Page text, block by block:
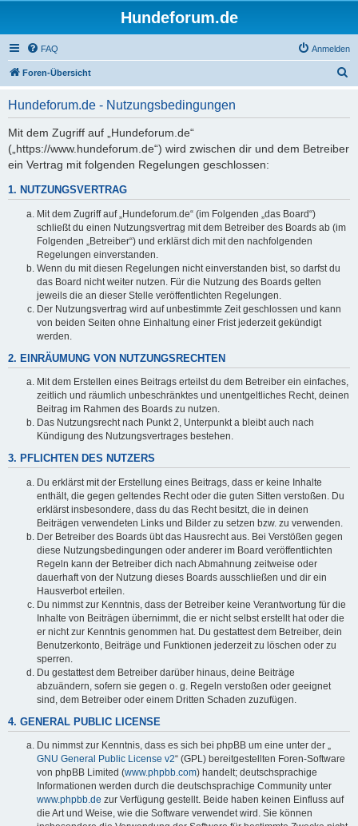
Hundeforum.de
FAQ Anmelden
Foren-Übersicht
Hundeforum.de - Nutzungsbedingungen
Mit dem Zugriff auf „Hundeforum.de“
(„https://www.hundeforum.de“) wird zwischen dir und dem Betreiber
ein Vertrag mit folgenden Regelungen geschlossen:
1. NUTZUNGSVERTRAG
Mit dem Zugriff auf „Hundeforum.de“ (im Folgenden „das Board“)
schließt du einen Nutzungsvertrag mit dem Betreiber des Boards ab (im
Folgenden „Betreiber“) und erklärst dich mit den nachfolgenden
Regelungen einverstanden.
Wenn du mit diesen Regelungen nicht einverstanden bist, so darfst du
das Board nicht weiter nutzen. Für die Nutzung des Boards gelten
jeweils die an dieser Stelle veröffentlichten Regelungen.
Der Nutzungsvertrag wird auf unbestimmte Zeit geschlossen und kann
von beiden Seiten ohne Einhaltung einer Frist jederzeit gekündigt
werden.
2. EINRÄUMUNG VON NUTZUNGSRECHTEN
Mit dem Erstellen eines Beitrags erteilst du dem Betreiber ein einfaches,
zeitlich und räumlich unbeschränktes und unentgeltliches Recht, deinen
Beitrag im Rahmen des Boards zu nutzen.
Das Nutzungsrecht nach Punkt 2, Unterpunkt a bleibt auch nach
Kündigung des Nutzungsvertrages bestehen.
3. PFLICHTEN DES NUTZERS
Du erklärst mit der Erstellung eines Beitrags, dass er keine Inhalte
enthält, die gegen geltendes Recht oder die guten Sitten verstoßen. Du
erklärst insbesondere, dass du das Recht besitzt, die in deinen
Beiträgen verwendeten Links und Bilder zu setzen bzw. zu verwenden.
Der Betreiber des Boards übt das Hausrecht aus. Bei Verstößen gegen
diese Nutzungsbedingungen oder anderer im Board veröffentlichten
Regeln kann der Betreiber dich nach Abmahnung zeitweise oder
dauerhaft von der Nutzung dieses Boards ausschließen und dir ein
Hausverbot erteilen.
Du nimmst zur Kenntnis, dass der Betreiber keine Verantwortung für die
Inhalte von Beiträgen übernimmt, die er nicht selbst erstellt hat oder die
er nicht zur Kenntnis genommen hat. Du gestattest dem Betreiber, dein
Benutzerkonto, Beiträge und Funktionen jederzeit zu löschen oder zu
sperren.
Du gestattest dem Betreiber darüber hinaus, deine Beiträge
abzuändern, sofern sie gegen o. g. Regeln verstoßen oder geeignet
sind, dem Betreiber oder einem Dritten Schaden zuzufügen.
4. GENERAL PUBLIC LICENSE
Du nimmst zur Kenntnis, dass es sich bei phpBB um eine unter der „
GNU General Public License v2“ (GPL) bereitgestellten Foren-Software
von phpBB Limited (www.phpbb.com) handelt; deutschsprachige
Informationen werden durch die deutschsprachige Community unter
www.phpbb.de zur Verfügung gestellt. Beide haben keinen Einfluss auf
die Art und Weise, wie die Software verwendet wird. Sie können